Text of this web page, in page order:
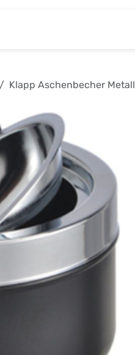
Klapp Aschenbecher Metall